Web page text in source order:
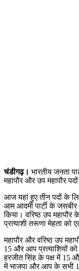
चंडीगढ़। भारतीय जनता
महापौर और उप महापौर
आज यहां हुए तीन पदों के
आम आदमी पार्टी के
किया। वरिष्ठ उप
प्रत्याशी तरूणा मेहता को
महापौर और वरिष्ठ उप
15 और आप प्रत्याशियों
हरजीत सिंह के पक्ष में 15
में भाजपा और आप के सभी